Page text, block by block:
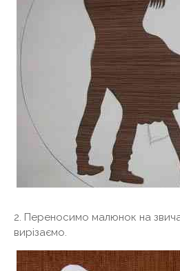
2. Переносимо малюнок на
вирізаємо.